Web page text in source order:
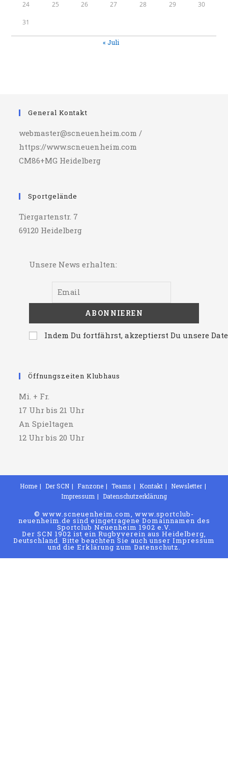
24 25 26 27 28 29 30
31
« Juli
General Kontakt
webmaster@scneuenheim.com /
https://www.scneuenheim.com
CM86+MG Heidelberg
Sportgelände
Tiergartenstr. 7
69120 Heidelberg
Unsere News erhalten:
Indem Du fortfährst, akzeptierst Du unsere
Öffnungszeiten Klubhaus
Mi. + Fr.
17 Uhr bis 21 Uhr
An Spieltagen
12 Uhr bis 20 Uhr
Home Der SCN Fanzone Teams Kontakt
Newsletter
Impressum
Datenschutzerklärung
© www.scneuenheim.com, www.sportclub-
neuenheim.de sind eingetragene Domainnamen des
Sportclub Neuenheim 1902 e.V.
Der SCN 1902 ist ein Rugbyverein aus Heidelberg,
Deutschland. Bitte beachten Sie auch unser Impressum
und die Erklärung zum Datenschutz.